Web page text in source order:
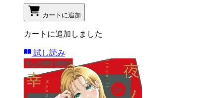
カートに追加
カートに追加しました
試し読み